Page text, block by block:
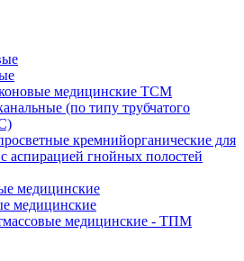
медицинские ТСМ
(по типу трубчатого
кремнийорганические для
аспирацией гнойных полостей
медицинские
медицинские
медицинские - ТПМ